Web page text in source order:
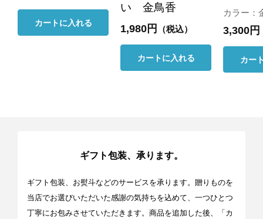
カートに入れる
い 金鳥香
1,980円 （税込）
カートに入れる
カラー：
3,300円
カー
ギフト包装、承ります。
ギフト包装、お熨斗などのサービスを承ります。贈りものを
当店でお選びいただいた感謝の気持ちを込めて、一つひとつ
丁寧にお包みさせていただきます。商品を追加した後、「カ